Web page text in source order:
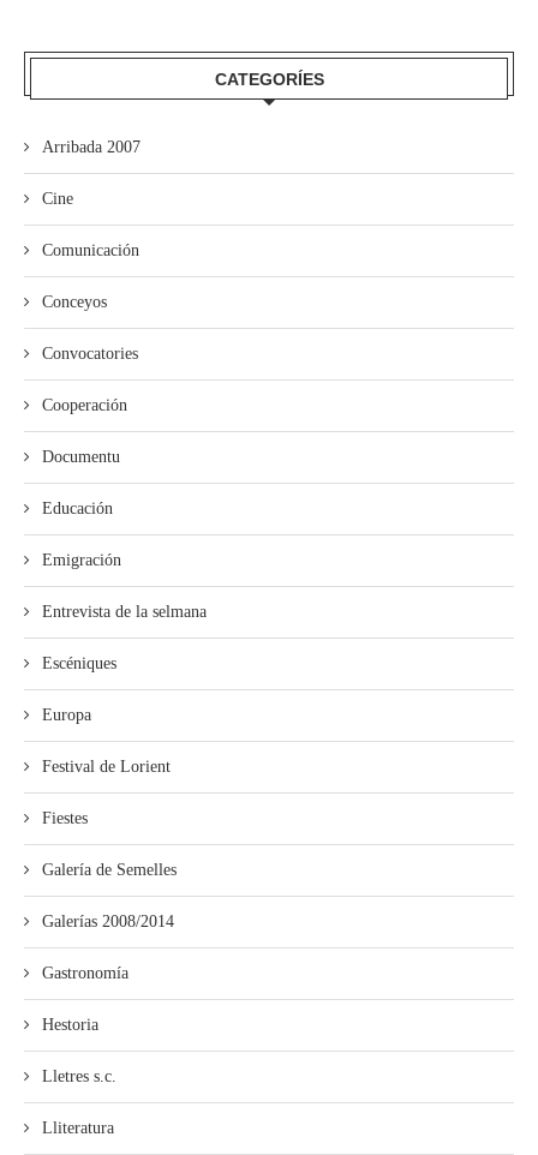
CATEGORÍES
Arribada 2007
Cine
Comunicación
Conceyos
Convocatories
Cooperación
Documentu
Educación
Emigración
Entrevista de la selmana
Escéniques
Europa
Festival de Lorient
Fiestes
Galería de Semelles
Galerías 2008/2014
Gastronomía
Hestoria
Lletres s.c.
Lliteratura